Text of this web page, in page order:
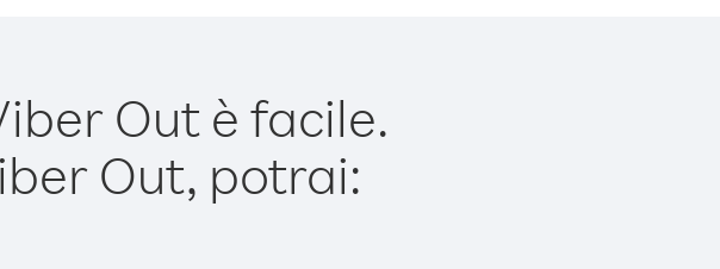
Out è facile.
Out, potrai: